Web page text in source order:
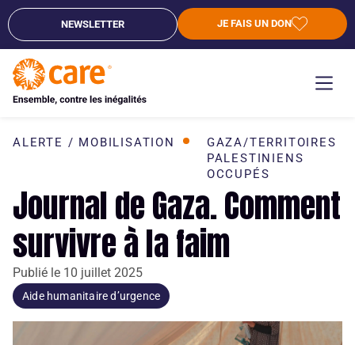
NEWSLETTER JE FAIS UN DON
ALERTE / MOBILISATION
GAZA/TERRITOIRES
PALESTINIENS
OCCUPÉS
Journal de Gaza. Comment
survivre à la faim
Publié le 10 juillet 2025
Aide humanitaire d’urgence